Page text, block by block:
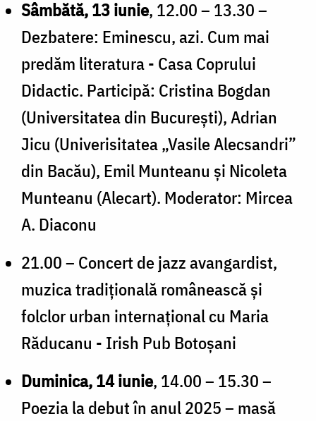
Sâmbătă, 13 iunie, 12.00 – 13.30 –
Dezbatere: Eminescu, azi. Cum mai
predăm literatura - Casa Coprului
Didactic. Participă: Cristina Bogdan
(Universitatea din București), Adrian
Jicu (Univerisitatea „Vasile Alecsandri”
din Bacău), Emil Munteanu și Nicoleta
Munteanu (Alecart). Moderator: Mircea
A. Diaconu
21.00 – Concert de jazz avangardist,
muzica tradițională românească și
folclor urban internațional cu Maria
Răducanu - Irish Pub Botoșani
Duminica, 14 iunie, 14.00 – 15.30 –
Poezia la debut în anul 2025 – masă